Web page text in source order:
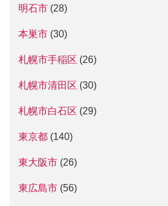
明石市 (28)
本巣市 (30)
札幌市手稲区 (26)
札幌市清田区 (30)
札幌市白石区 (29)
東京都 (140)
東大阪市 (26)
東広島市 (56)